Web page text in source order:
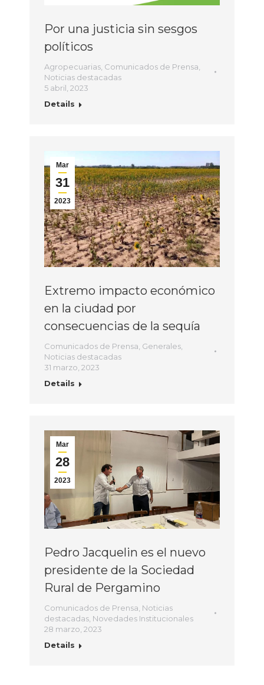
Por una justicia sin sesgos
políticos
Agropecuarias Comunicados de Prensa
Noticias destacadas
5 abril, 2023
Details
Mar
31
2023
Extremo impacto económico
en la ciudad por
consecuencias de la sequía
Comunicados de Prensa Generales
Noticias destacadas
31 marzo, 2023
Details
Mar
28
2023
Pedro Jacquelin es el nuevo
presidente de la Sociedad
Rural de Pergamino
Comunicados de Prensa Noticias
destacadas Novedades Institucionales
28 marzo, 2023
Details